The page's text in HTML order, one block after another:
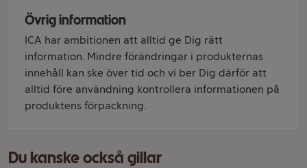
Övrig information
ICA har ambitionen att alltid ge Dig rätt
information. Mindre förändringar i produkternas
innehåll kan ske över tid och vi ber Dig därför att
alltid före användning kontrollera informationen på
produktens förpackning.
Du kanske också gillar